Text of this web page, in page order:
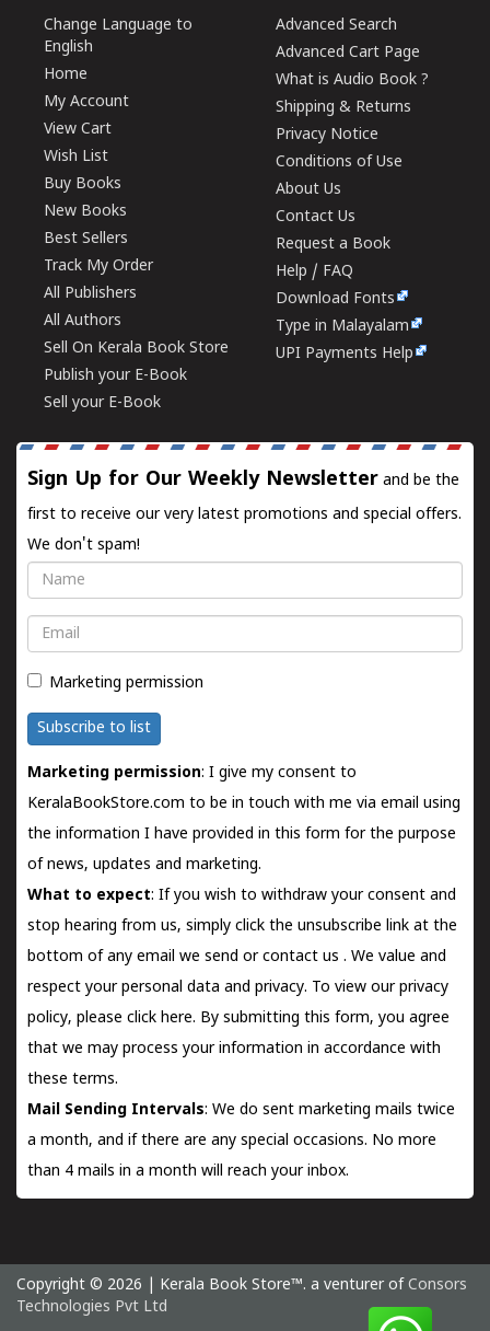
Change Language to
English
Home
My Account
View Cart
Wish List
Buy Books
New Books
Best Sellers
Track My Order
All Publishers
All Authors
Sell On Kerala Book Store
Publish your E-Book
Sell your E-Book
Advanced Search
Advanced Cart Page
What is Audio Book ?
Shipping & Returns
Privacy Notice
Conditions of Use
About Us
Contact Us
Request a Book
Help / FAQ
Download Fonts
Type in Malayalam
UPI Payments Help
Sign Up for Our Weekly Newsletter and be the
first to receive our very latest promotions and special offers.
We don't spam!
Name
Email
Marketing permission
Subscribe to list
Marketing permission: I give my consent to
KeralaBookStore.com to be in touch with me via email using
the information I have provided in this form for the purpose
of news, updates and marketing.
What to expect: If you wish to withdraw your consent and
stop hearing from us, simply click the unsubscribe link at the
bottom of any email we send orcontact us . We value and
respect your personal data and privacy. To view our privacy
policy, please click here. By submitting this form, you agree
that we may process your information in accordance with
these terms.
Mail Sending Intervals: We do sent marketing mails twice
a month, and if there are any special occasions. No more
than 4 mails in a month will reach your inbox.
Copyright © 2026 | Kerala Book Store™. a venturer of Consors
Technologies Pvt Ltd